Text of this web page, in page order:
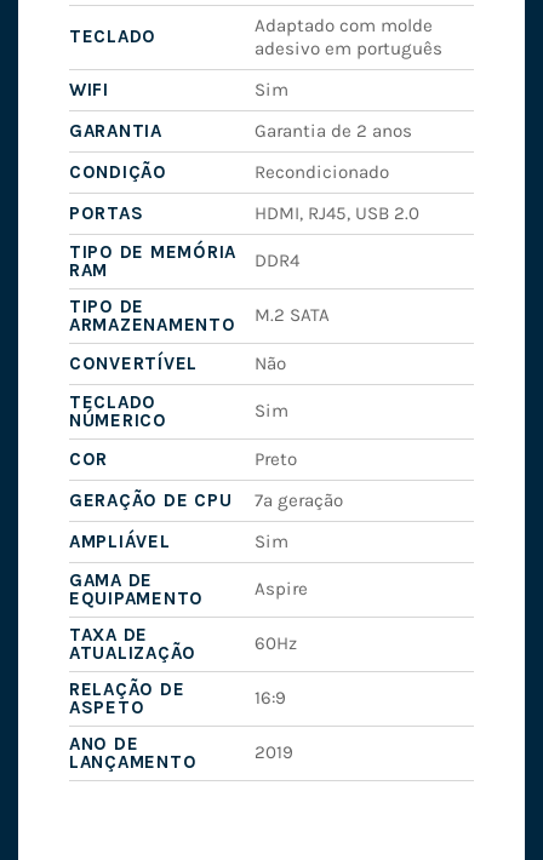
TECLADO
Adaptado com molde
adesivo em português
WIFI
Sim
GARANTIA
Garantia de 2 anos
CONDIÇÃO
Recondicionado
PORTAS
HDMI, RJ45, USB 2.0
TIPO DE MEMÓRIA
RAM
DDR4
TIPO DE
ARMAZENAMENTO
M.2 SATA
CONVERTÍVEL
Não
TECLADO
NÚMERICO
Sim
COR
Preto
GERAÇÃO DE CPU
7ª geração
AMPLIÁVEL
Sim
GAMA DE
EQUIPAMENTO
Aspire
TAXA DE
ATUALIZAÇÃO
60Hz
RELAÇÃO DE
ASPETO
16:9
ANO DE
LANÇAMENTO
2019